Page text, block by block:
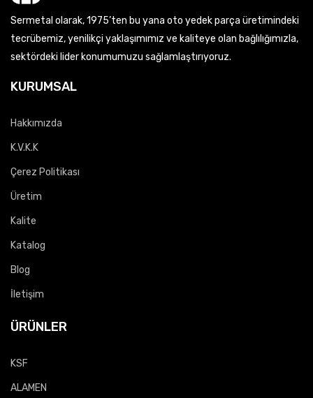
Sermetal olarak, 1975’ten bu yana oto yedek parça üretimindeki
tecrübemiz, yenilikçi yaklaşımımız ve kaliteye olan bağlılığımızla,
sektördeki lider konumumuzu sağlamlaştırıyoruz.
KURUMSAL
Hakkımızda
K.V.K.K
Çerez Politikası
Üretim
Kalite
Katalog
Blog
İletişim
ÜRÜNLER
KSF
ALAMEN